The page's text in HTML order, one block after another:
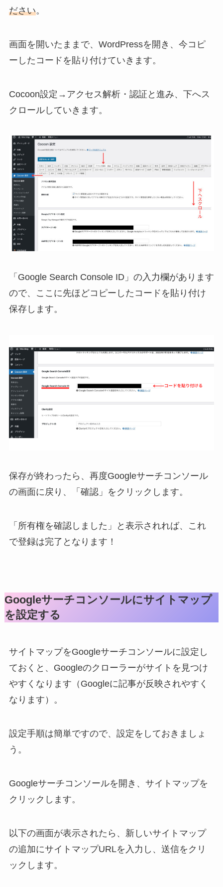
ださい。
画面を開いたままで、WordPressを開き、今コピ
ーしたコードを貼り付けていきます。
Cocoon設定→アクセス解析・認証と進み、下へス
クロールしていきます。
「Google Search Console ID」の入力欄があります
ので、ここに先ほどコピーしたコードを貼り付け
保存します。
保存が終わったら、再度Googleサーチコンソール
の画面に戻り、「確認」をクリックします。
「所有権を確認しました」と表示されれば、これ
で登録は完了となります！
Googleサーチコンソールにサイトマップ
を設定する
サイトマップをGoogleサーチコンソールに設定し
ておくと、Googleのクローラーがサイトを見つけ
やすくなります（Googleに記事が反映されやすく
なります）。
設定手順は簡単ですので、設定をしておきましょ
う。
Googleサーチコンソールを開き、サイトマップを
クリックします。
以下の画面が表示されたら、新しいサイトマップ
の追加にサイトマップURLを入力し、送信をクリ
ックします。